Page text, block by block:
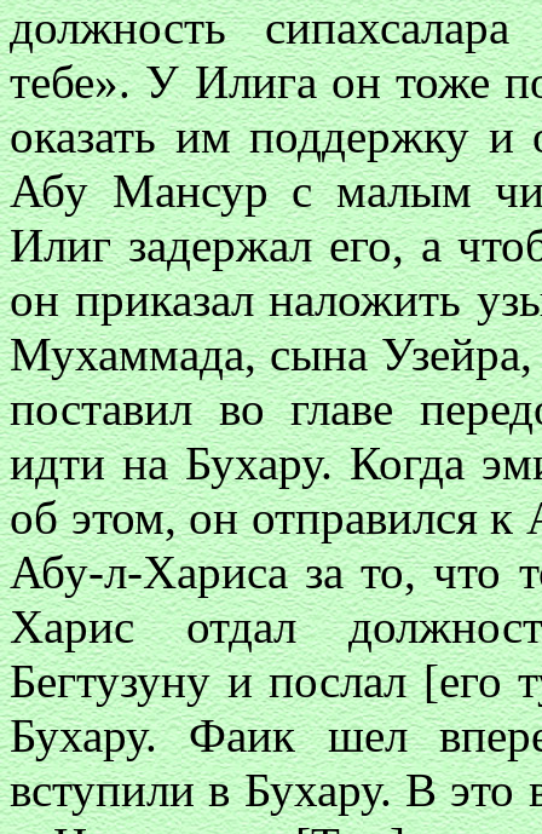
должность
тебе». У Илига он тоже
оказать им поддержку и
Абу Мансур с малым
Илиг задержал его, а
он приказал наложить
Мухаммада, сына Узейра,
поставил во главе
идти на Бухару. Когда
об этом, он отправился
Абу-л-Хариса за то, что
Харис отдал
Бегтузуну и послал [его
Бухару. Фаик шел
вступили в Бухару. В